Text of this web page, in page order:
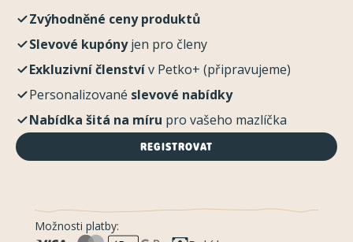
Zvýhodněné ceny produktů
Slevové kupónyjen pro členy
Exkluzivní členstvív Petko+ (připravujeme)
Personalizované slevové nabídky
Nabídka šitá na míru pro vašeho mazlíčka
REGISTROVAT
Možnosti platby: